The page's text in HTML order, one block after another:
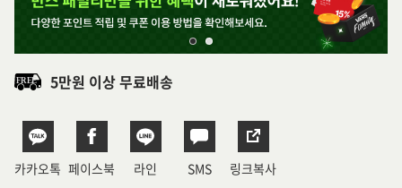
5만원 이상 무료배송
카카오톡 페이스북 라인 SMS 링크복사